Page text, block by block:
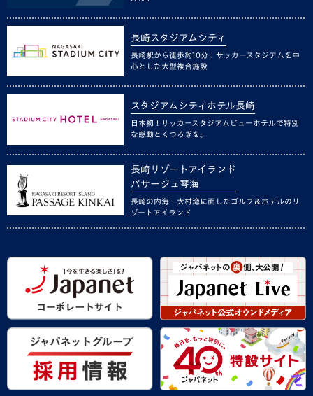
長崎スタジアムシティ
長崎駅から徒歩約10分！サッカースタジアムを中
心とした大型複合施設
スタジアムシティホテル長崎
日本初！サッカースタジアムビューホテルで特別
な感動とくつろぎを。
長崎リゾートアイランド
パサージュ琴海
長崎の内海・大村湾に面したゴルフ＆ホテルのリ
ゾートアイランド